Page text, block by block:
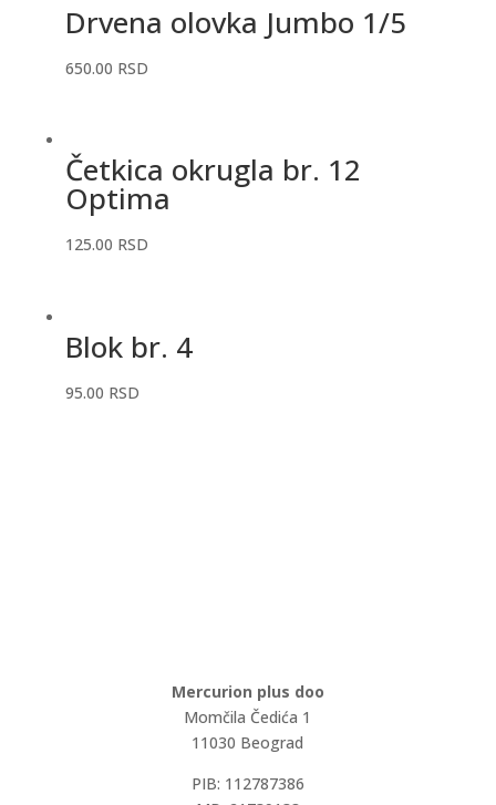
Drvena olovka Jumbo 1/5
650.00 RSD
Četkica okrugla br. 12
Optima
125.00 RSD
Blok br. 4
95.00 RSD
Mercurion plus doo
Momčila Čedića 1
11030 Beograd
PIB: 112787386